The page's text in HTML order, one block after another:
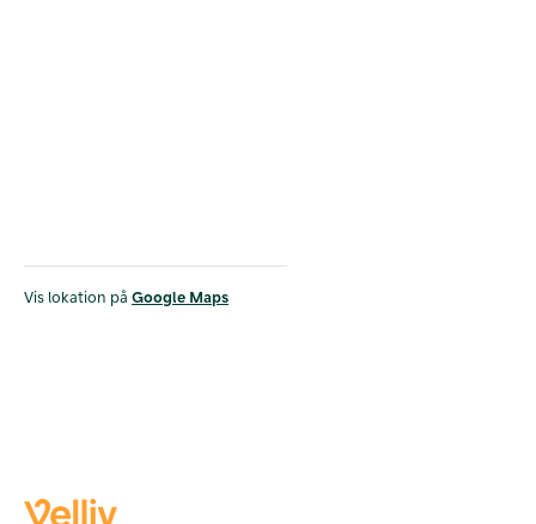
Vis lokation på Google Maps